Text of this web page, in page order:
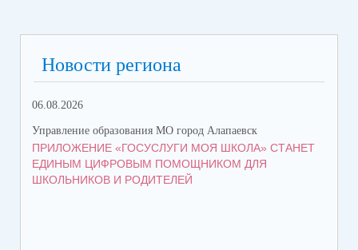
Новости региона
06.08.2026
Управление образования МО город Алапаевск
ПРИЛОЖЕНИЕ «ГОСУСЛУГИ МОЯ ШКОЛА» СТАНЕТ
ЕДИНЫМ ЦИФРОВЫМ ПОМОЩНИКОМ ДЛЯ
ШКОЛЬНИКОВ И РОДИТЕЛЕЙ